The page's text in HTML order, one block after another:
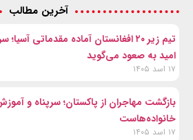
آخرین مطالب
تیم زیر ۲۰ افغانستان آماده مقدماتی
امید به صعود می‌گوید
۱۷ اسد ۱۴۰۵
بازگشت مهاجران از پاکستان؛ سرپناه و
خانواده‌هاست
۱۷ اسد ۱۴۰۵